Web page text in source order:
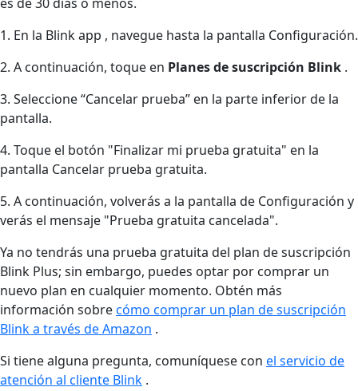
1. En la Blink app , navegue hasta la pantalla Configuración.
2. A continuación, toque en Planes de suscripción Blink .
3. Seleccione “Cancelar prueba” en la parte inferior de la
pantalla.
4. Toque el botón "Finalizar mi prueba gratuita" en la
pantalla Cancelar prueba gratuita.
5. A continuación, volverás a la pantalla de Configuración y
verás el mensaje "Prueba gratuita cancelada".
Ya no tendrás una prueba gratuita del plan de suscripción
Blink Plus; sin embargo, puedes optar por comprar un
nuevo plan en cualquier momento. Obtén más
información sobrecómo comprar un plan de suscripción
Blink a través de Amazon .
Si tiene alguna pregunta, comuníquese con el servicio de
atención al cliente Blink .